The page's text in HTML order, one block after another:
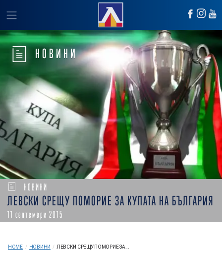
НОВИНИ
НОВИНИ
ЛЕВСКИ СРЕЩУ ПОМОРИЕ ЗА КУПАТА НА БЪЛГАРИЯ
11 септември 2015
HOME / НОВИНИ / ЛЕВСКИ СРЕЩУ ПОМОРИЕ ЗА...